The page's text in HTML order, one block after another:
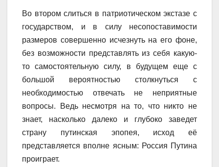
Во втором слиться в патриотическом экстазе с
государством, и в силу несопоставимости
размеров совершенно исчезнуть на его фоне,
без возможности представлять из себя какую-
то самостоятельную силу, в будущем еще с
большой вероятностью столкнуться с
необходимостью отвечать не неприятные
вопросы. Ведь несмотря на то, что никто не
знает, насколько далеко и глубоко заведет
страну путинская эпопея, исход её
представляется вполне ясным: Россия Путина
проиграет.